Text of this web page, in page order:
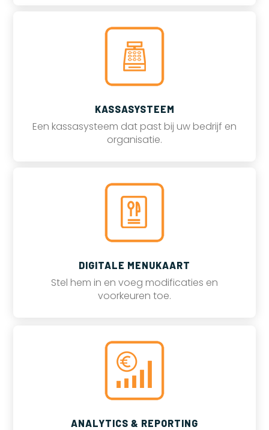
KASSASYSTEEM
Een kassasysteem dat past bij uw bedrijf en
organisatie.
DIGITALE MENUKAART
Stel hem in en voeg modificaties en
voorkeuren toe.
ANALYTICS & REPORTING